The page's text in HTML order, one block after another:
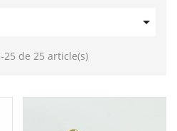

25 de 25 article(s)